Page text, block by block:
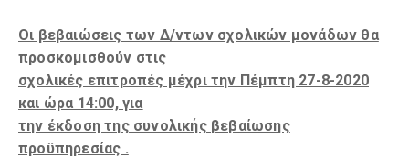
Οι βεβαιώσεις των Δ/ντων σχολικών μονάδων θα
προσκομισθούν στις
σχολικές επιτροπές μέχρι την Πέμπτη 27-8-2020
και ώρα 14:00, για
την έκδοση της συνολικής βεβαίωσης
προϋπηρεσίας .